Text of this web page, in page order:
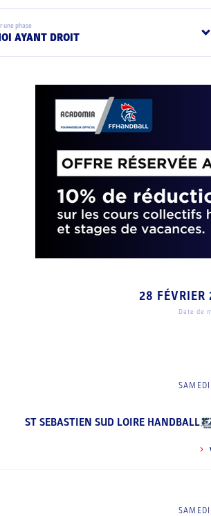
une phase
AYANT DROIT
28 FÉVRIER
Date de
ST SEBASTIEN SUD LOIRE HANDBALL